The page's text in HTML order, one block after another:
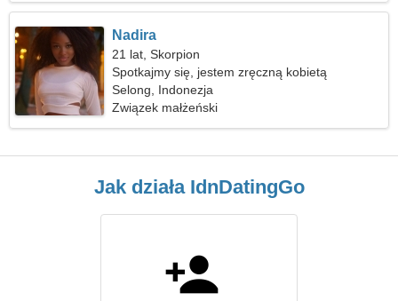
Nadira
21 lat, Skorpion
Spotkajmy się, jestem zręczną kobietą
Selong, Indonezja
Związek małżeński
Jak działa IdnDatingGo